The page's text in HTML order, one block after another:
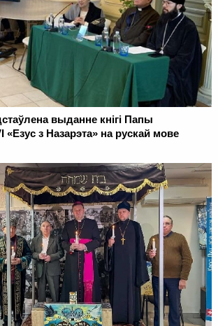
выданне кнігі Папы
«Езус з Назарэта» на рускай мове